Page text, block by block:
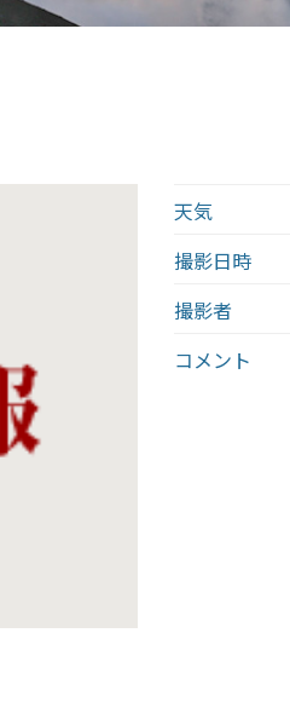
天気
撮影日時
撮影者
コメント